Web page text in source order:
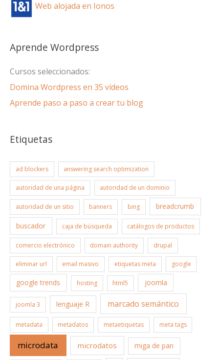
Web alojada en Ionos
Aprende Wordpress
Cursos seleccionados:
Domina Wordpress en 35 vídeos
Aprende paso a paso a crear tu blog
Etiquetas
ad blockers answering search optimization
autoridad de una página autoridad de un dominio
autoridad de un sitio banners bing breadcrumb
buscador caja de búsqueda catálogos de productos
comercio electrónico domain authority drupal
eliminar url email masivo etiquetas meta google
google trends hosting html5 joomla
joomla 3 lenguaje R marcado semántico
metadata metadatos metaetiquetas meta tags
microdata microdatos miga de pan